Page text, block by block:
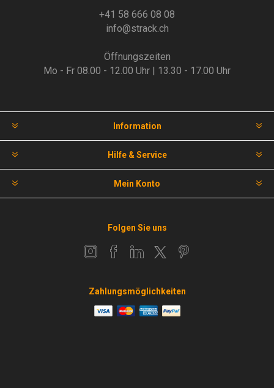
+41 58 666 08 08
info@strack.ch
Öffnungszeiten
Mo - Fr 08.00 - 12.00 Uhr | 13.30 - 17.00 Uhr
Information
Hilfe & Service
Mein Konto
Folgen Sie uns
Zahlungsmöglichkeiten